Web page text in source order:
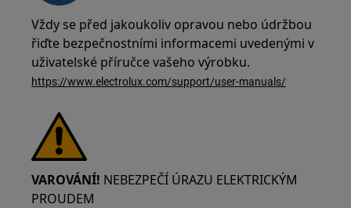
Vždy se před jakoukoliv opravou nebo údržbou
řiďte bezpečnostními informacemi uvedenými v
uživatelské příručce vašeho výrobku.
https://www.electrolux.com/support/user-manuals/
VAROVÁNÍ! NEBEZPEČÍ ÚRAZU ELEKTRICKÝM
PROUDEM